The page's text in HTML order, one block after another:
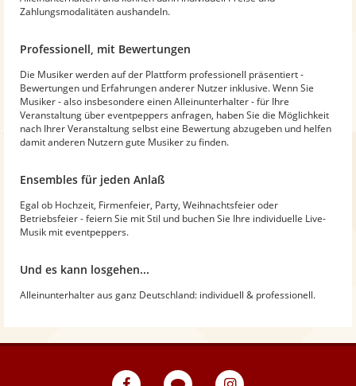
Zahlungsmodalitäten aushandeln.
Professionell, mit Bewertungen
Die Musiker werden auf der Plattform professionell präsentiert -
Bewertungen und Erfahrungen anderer Nutzer inklusive. Wenn Sie
Musiker - also insbesondere einen Alleinunterhalter - für Ihre
Veranstaltung über eventpeppers anfragen, haben Sie die Möglichkeit
nach Ihrer Veranstaltung selbst eine Bewertung abzugeben und helfen
damit anderen Nutzern gute Musiker zu finden.
Ensembles für jeden Anlaß
Egal ob Hochzeit, Firmenfeier, Party, Weihnachtsfeier oder
Betriebsfeier - feiern Sie mit Stil und buchen Sie Ihre individuelle Live-
Musik mit eventpeppers.
Und es kann losgehen...
Alleinunterhalter aus ganz Deutschland: individuell & professionell.
eventpeppers
Blog
eventpeppers